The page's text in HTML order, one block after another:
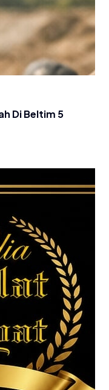
Di Beltim 5